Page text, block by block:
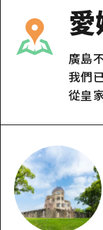
推
景點
活動
即
有
廣島
我們
從皇